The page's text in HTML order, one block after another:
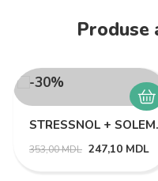
Produse
-30%
353,00MDL 247,10 MDL